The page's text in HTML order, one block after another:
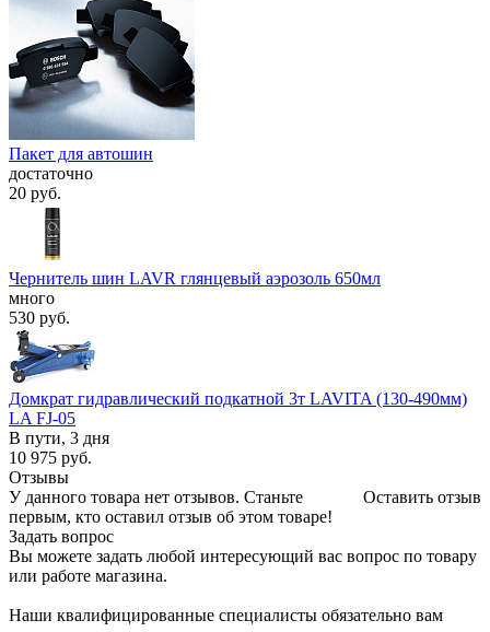
Пакет для автошин
достаточно
20 руб.
Чернитель шин LAVR глянцевый аэрозоль 650мл
много
530 руб.
Домкрат гидравлический подкатной 3т LAVITA (130-490мм)
LA FJ-05
В пути, 3 дня
10 975 руб.
Отзывы
Оставить отзыв
У данного товара нет отзывов. Станьте
первым, кто оставил отзыв об этом товаре!
Задать вопрос
Вы можете задать любой интересующий вас вопрос по товару
или работе магазина.
Наши квалифицированные специалисты обязательно вам